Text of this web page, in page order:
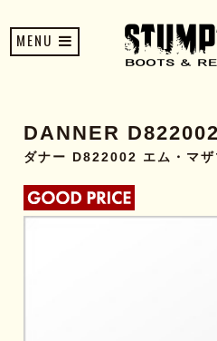
MENU
DANNER
ダナー D822002 エム・マザ